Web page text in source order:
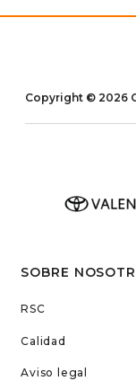
Copyright © 2026
SOBRE
RSC
Calidad
Aviso legal